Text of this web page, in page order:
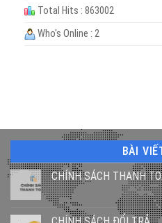
Total Hits : 863002
Who's Online : 2
BÀI
CHÍNH SÁCH THANH